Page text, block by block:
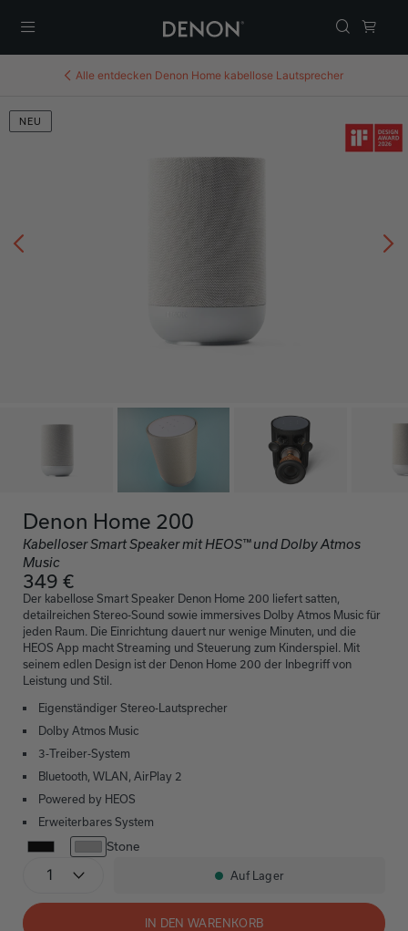
Alle entdecken Denon Home kabellose Lautsprecher
NEU
Denon Home 200
Kabelloser Smart Speaker mit HEOS™ und Dolby Atmos
Music
349 €
Der kabellose Smart Speaker Denon Home 200 liefert satten,
detailreichen Stereo-Sound sowie immersives Dolby Atmos Music für
jeden Raum. Die Einrichtung dauert nur wenige Minuten, und die
HEOS App macht Streaming und Steuerung zum Kinderspiel. Mit
seinem edlen Design ist der Denon Home 200 der Inbegriff von
Leistung und Stil.
Eigenständiger Stereo-Lautsprecher
Dolby Atmos Music
3‑Treiber‑System
Bluetooth, WLAN, AirPlay 2
Powered by HEOS
Erweiterbares System
Stone
Verfügbarkeit:
Auf Lager
IN DEN WARENKORB